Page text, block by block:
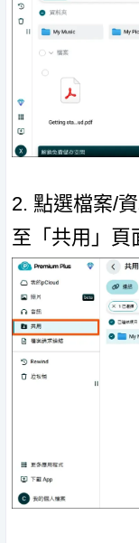
2. 點選檔案/
至「共用」頁